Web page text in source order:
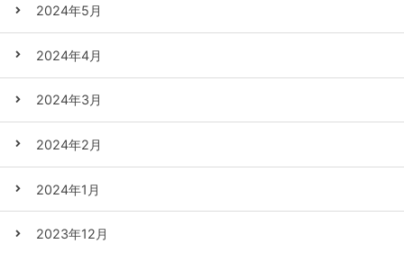
2024年5月
2024年4月
2024年3月
2024年2月
2024年1月
2023年12月